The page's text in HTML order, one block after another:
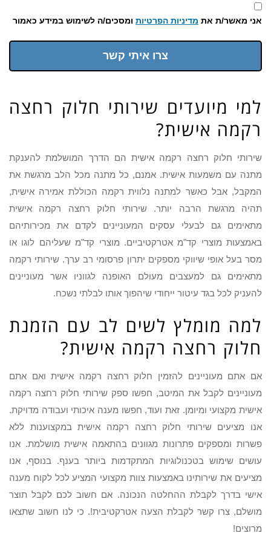
אני מאשר/ת את מדיניות הפרטיות ומסכים/ה לשימוש במידע כאמור
צרו איתי קשר
למי מיועדים שירותי חלוק רחצה
רקמה אישית?
שירותי חלוק רחצה רקמה אישית הם הדרך המושלמת להענקת
מתנה עם משמעות אישית. אמנם, כל מתנה מכל הלב מרגשת את
המקבל, אבל כאשר למתנה נלווית רקמה הכוללת אמירה אישית,
תהיה מרגשת הרבה יותר. שירותי חלוק רחצה רקמה אישית
מתאימים גם לבעלי עסקים המעוניינים לקדם את מכירותיהם
באמצעות מוצרי קד"מ אטרקטיביים. מוצרי קד"מ שעליהם לוגו או
מסר בעל אופי שיווקי מספקים יתרון פרסומי רב ערך. שירותי רקמה
מתאימים גם למעצבים מעולם האופנה לגווניו אשר מעוניינים
להעניק לכל בגד עיטור ייחודי שיהפוך אותו לבלתי נשכח.
למה מומלץ לשים לב עם הזמנת
חלוק רחצה רקמה אישית?
אם אתם מעוניינים להזמין חלוק רחצה רקמה אישית ואם אתם
מעוניינים לקבל את המיטב, חפשו ספק שירותי חלוק רחצה רקמה
אישית מקצועי ומיומן. זאת ועוד, חפשו מענה איכותי ועבודה מדויקת.
אנו מציעים שירותי חלוק רחצה רקמה אישית במקצוענות ללא
פשרות ומספקים פתרונות מגוונים בהתאמה אישית מושלמת. אנו
עושים שימוש בטכנולוגיות המתקדמות ביותר בענף. בנוסף, אנו
מציעים את שירותינו באמצעות צוות מקצועי המציע לכל לקוח מענה
אישי בדרך לקבלת ההחלטה הנכונה. אם חשוב לכם לקבל תוצר
מושלם, צרו קשר לקבלת הצעה אטרקטיבית!. כי לנו חשוב שתצאו
מרוצים!